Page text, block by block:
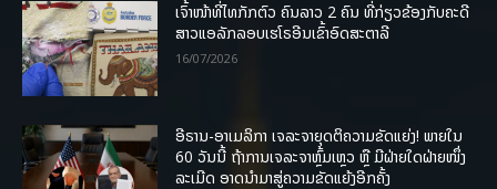
ເຈົ້າໜ້າທີ່ໄທກັກຕົວ ຄົນລາວ 2 ຄົນ ທີ່ກ່ຽວຂ້ອງກັບຄະດີ
ສາວແອລັກລອບເຮໂຣອີນເຂົ້າອົດສະຕາລີ
16/07/2026
ອີຣານ-ອາເມລິກາ ເຈລະຈາຍຸດຕິຄວາມຂັດແຍ່ງ! ພາຍໃນ
60 ວັນນີ້ ຖ້າການເຈລະຈາຫຼົ້ມເຫຼວ ຫຼື ມີຝ່າຍໃດຝ່າຍໜຶ່ງ
ລະເມີດ ອາດນໍາມາສູ່ຄວາມຂັດແຍ້ງອີກຄັ້ງ